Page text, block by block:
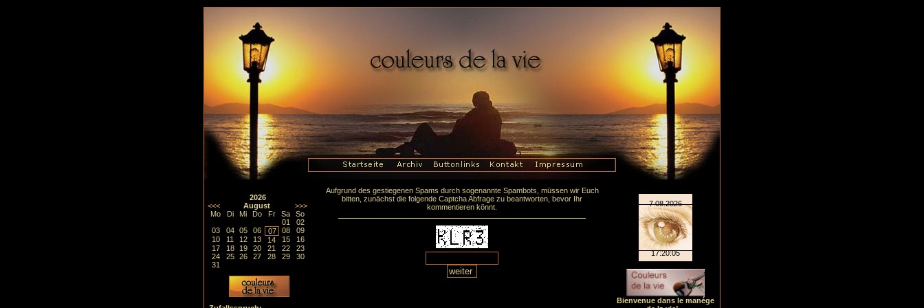
2026
<<<
August
>>>
Mo
Di Mi Do Fr Sa
So
01
02
03
04 05 06 07 08
09
10
11 12 13 14 15
16
17
18 19 20 21 22
23
24
25 26 27 28 29
30
31
Aufgrund des gestiegenen Spams durch sogenannte Spambots, müssen wir Euch
bitten, zunächst die folgende Captcha Abfrage zu beantworten, bevor Ihr
kommentieren könnt.
Bienvenue dans le manége